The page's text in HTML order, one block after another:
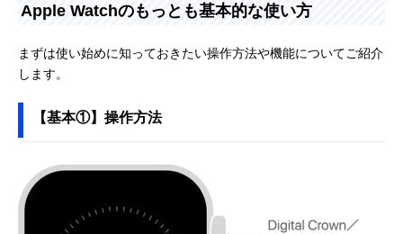
Apple Watchのもっとも基本的な使い方
まずは使い始めに知っておきたい操作方法や機能についてご紹介
します。
【基本①】操作方法